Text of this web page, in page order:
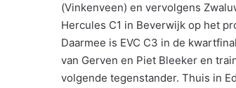
(Vinkenveen) en vervolgens
Hercules C1 in Beverwijk op het
Daarmee is EVC C3 in de
van Gerven en Piet Bleeker en
volgende tegenstander. Thuis in